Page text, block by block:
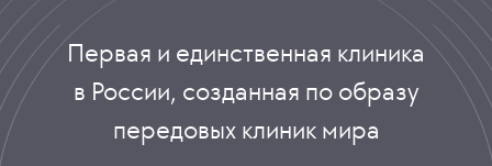
Первая и единственная клиника
в России, созданная по образу
передовых клиник мира